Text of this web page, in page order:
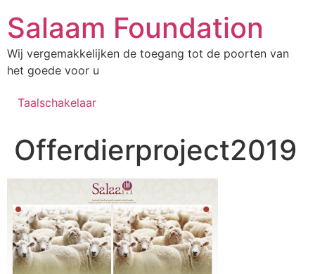
Salaam Foundation
Wij vergemakkelijken de toegang tot de poorten van
het goede voor u
Taalschakelaar
Offerdierproject2019